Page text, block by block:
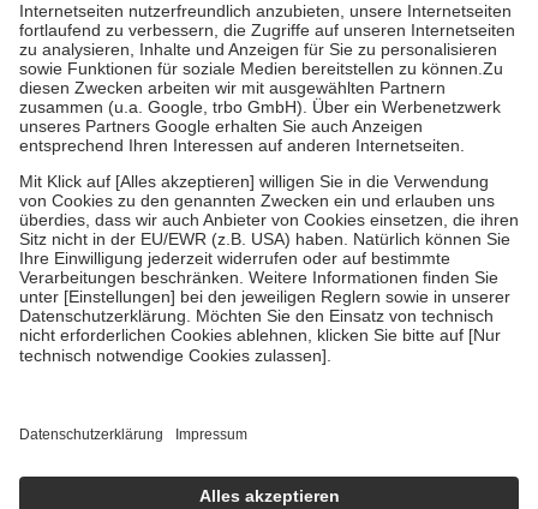
Prozent des Abgabepreises,mindestensjedochfünf Euround
höchstens zehn Euro.Es sind jedoch nie mehr als die tatsächlichen
Kosten der Leistung zu entrichten.
Diese Regeln gelten grundsätzlich auch für Online-Apotheken.
Bei Heilmitteln und häuslicher Krankenpflege beträgt die
Zuzahlung zehn Prozent der Kosten sowie zehn Euro je
Um das Engagement der Versicherten für ihre eigene Gesundheit zu
stärken und die besondere Stellung der Familie zu unterstützen,
fallenkeine Zuzahlungen an bei:
• Kindern und Jugendlichen bis zum vollendeten 18. Lebensjahr
mit Ausnahme der Fahrkosten
• Untersuchungen zur Vorsorge und Früherkennung, die von der
GKV getragen werden
• empfohlenen Schutzimpfungen
Wir nutzen Trusted Shops als unabhängigen Dienstleister für die
getroffen, um sicherzustellen, dass es sich um echte Bewertungen